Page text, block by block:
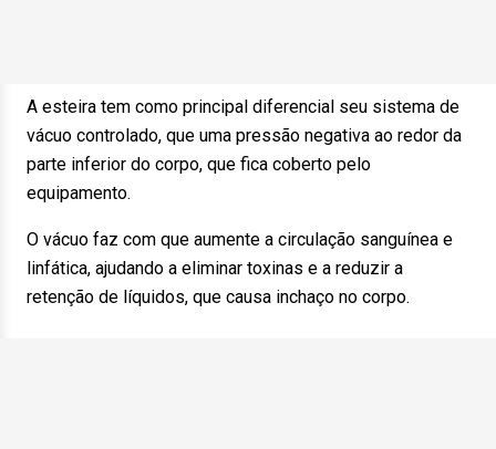
A esteira tem como principal diferencial seu sistema de
vácuo controlado, que uma pressão negativa ao redor da
parte inferior do corpo, que fica coberto pelo
equipamento.
O vácuo faz com que aumente a circulação sanguínea e
linfática, ajudando a eliminar toxinas e a reduzir a
retenção de líquidos, que causa inchaço no corpo.